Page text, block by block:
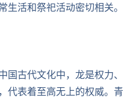
活和祭祀活动密切相关。
古代文化中，龙是权力、
代表着至高无上的权威。青